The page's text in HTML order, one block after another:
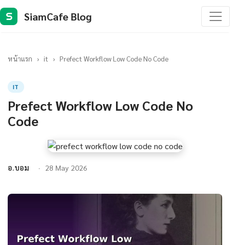
S SiamCafe Blog
หน้าแรก › it › Prefect Workflow Low Code No Code
IT
Prefect Workflow Low Code No
Code
อ.บอม 28 May 2026